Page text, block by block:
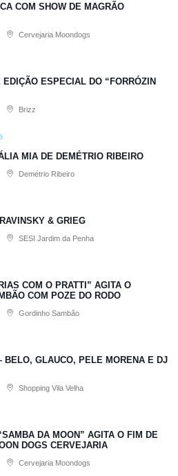
COM SHOW DE MAGRÃO
Cervejaria Moondogs
EDIÇÃO ESPECIAL DO “FORRÓZIN
Brizz
MIA DE DEMÉTRIO RIBEIRO
Demétrio Ribeiro
& GRIEG
SESI Jardim da Penha
COM O PRATTI” AGITA O
COM POZE DO RODO
Gordinho Sambão
BELO, GLAUCO, PELE MORENA E DJ
Shopping Vila Velha
DA MOON” AGITA O FIM DE
DOGS CERVEJARIA
Cervejaria Moondogs